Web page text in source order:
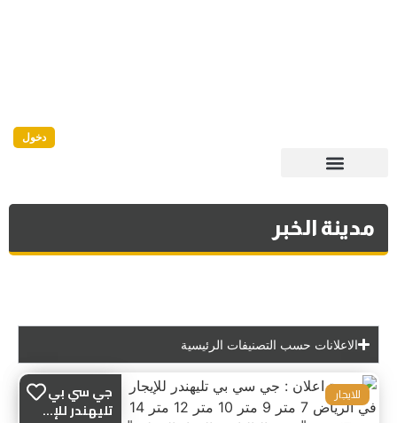
دخول
مدينة الخبر
الاعلانات حسب التصنيفات الرئيسية
جي سي بي
تليهندر للإ...
للايجار